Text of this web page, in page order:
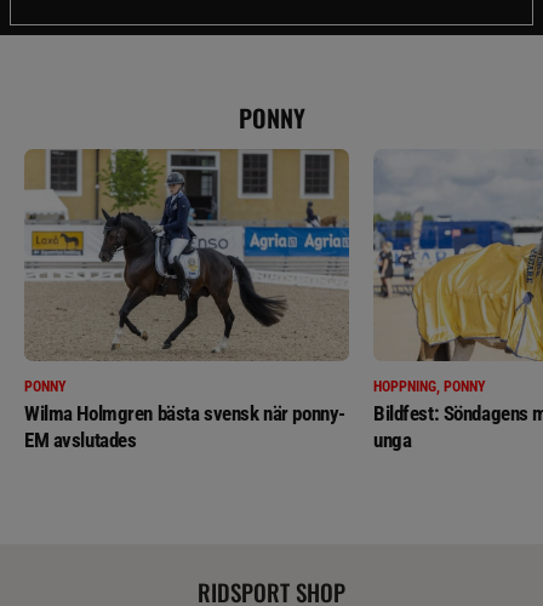
PONNY
PONNY
Wilma Holmgren bästa svensk när ponny-
EM avslutades
HOPPNING, PONNY
Bildfest: Söndagens
unga
RIDSPORT SHOP